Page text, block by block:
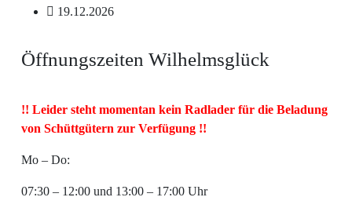
19.12.2026
Öffnungszeiten Wilhelmsglück
!! Leider steht momentan kein Radlader für die Beladung
von Schüttgütern zur Verfügung !!
Mo – Do:
07:30 – 12:00 und 13:00 – 17:00 Uhr